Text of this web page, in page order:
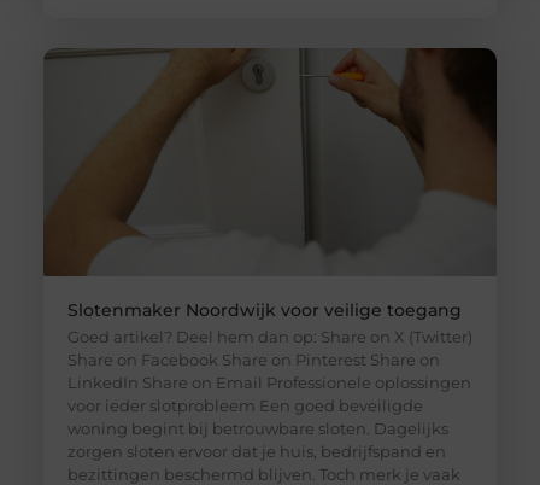
Slotenmaker Noordwijk voor veilige toegang
Goed artikel? Deel hem dan op: Share on X (Twitter)
Share on Facebook Share on Pinterest Share on
LinkedIn Share on Email Professionele oplossingen
voor ieder slotprobleem Een goed beveiligde
woning begint bij betrouwbare sloten. Dagelijks
zorgen sloten ervoor dat je huis, bedrijfspand en
bezittingen beschermd blijven. Toch merk je vaak